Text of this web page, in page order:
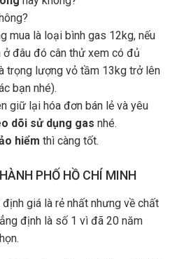
mua là loại bình gas 12kg, nếu
ở đâu đó cân thử xem có đủ
trọng lượng vỏ tầm 13kg trở lên
bạn nhé).
giữ lại hóa đơn bán lẻ và yêu
dõi sử dụng gas nhé.
hiểm thì càng tốt.
PHỐ HỒ CHÍ MINH
giá là rẻ nhất nhưng về chất
định là số 1 vì đã 20 năm